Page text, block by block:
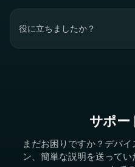
役に立ちましたか？
サポー
まだお困りですか？デバ
ン、簡単な説明を送って